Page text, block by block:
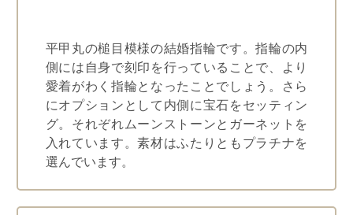
平甲丸の槌目模様の結婚指輪です。指輪の内
側には自身で刻印を行っていることで、より
愛着がわく指輪となったことでしょう。さら
にオプションとして内側に宝石をセッティン
グ。それぞれムーンストーンとガーネットを
入れています。素材はふたりともプラチナを
選んでいます。